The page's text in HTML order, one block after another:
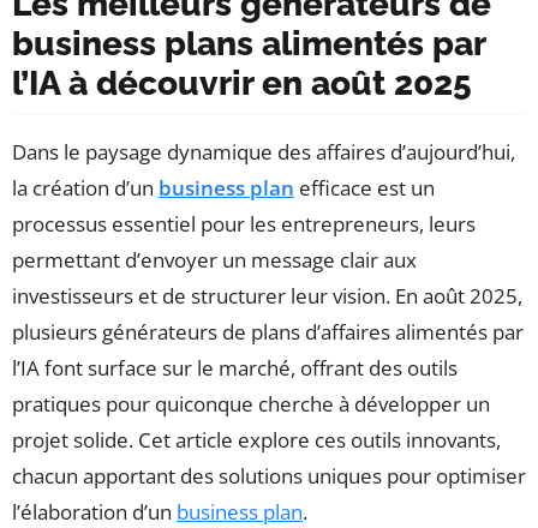
business plans alimentés par
l’IA à découvrir en août 2025
Dans le paysage dynamique des affaires d’aujourd’hui,
la création d’un business plan efficace est un
processus essentiel pour les entrepreneurs, leurs
permettant d’envoyer un message clair aux
investisseurs et de structurer leur vision. En août 2025,
plusieurs générateurs de plans d’affaires alimentés par
l’IA font surface sur le marché, offrant des outils
pratiques pour quiconque cherche à développer un
projet solide. Cet article explore ces outils innovants,
chacun apportant des solutions uniques pour optimiser
l’élaboration d’un business plan.